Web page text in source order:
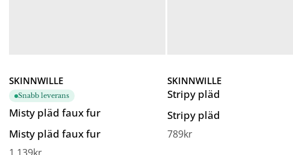
SKINNWILLE
Snabb leverans
Misty pläd faux fur
Misty pläd faux fur
SKINNWILLE
Stripy pläd
Stripy pläd
789kr